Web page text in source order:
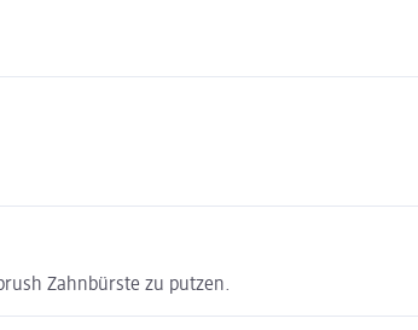
Zahnbürste zu putzen.